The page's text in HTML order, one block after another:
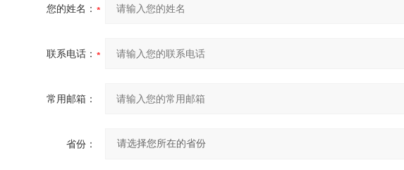
您的姓名：
联系电话：
常用邮箱：
省份：